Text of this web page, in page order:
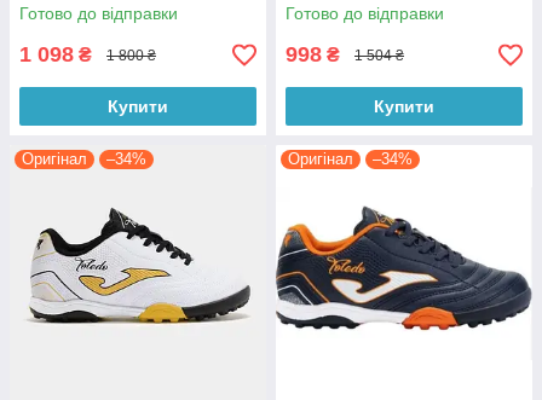
Готово до відправки
1 098 ₴ 1 800 ₴
Купити
Готово до відправки
998 ₴ 1 504 ₴
Купити
Оригінал –34% Оригінал –34%